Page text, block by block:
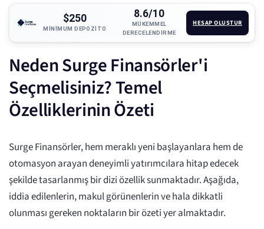
$250
MINIMUM DEPOZITO
8.6/10
MÜKEMMEL
DERECELENDIRME
HESAP OLUŞTUR
Neden Surge Finansörler'i
Seçmelisiniz? Temel
Özelliklerinin Özeti
Surge Finansörler, hem meraklı yeni başlayanlara hem de
otomasyon arayan deneyimli yatırımcılara hitap edecek
şekilde tasarlanmış bir dizi özellik sunmaktadır. Aşağıda,
iddia edilenlerin, makul görünenlerin ve hala dikkatli
olunması gereken noktaların bir özeti yer almaktadır.